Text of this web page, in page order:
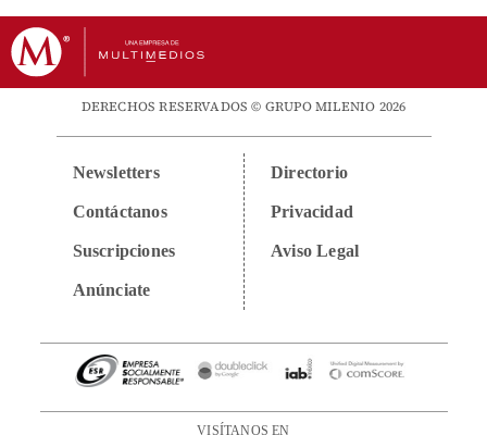
DERECHOS RESERVADOS © GRUPO MILENIO 2026
Newsletters
Contáctanos
Suscripciones
Anúnciate
Directorio
Privacidad
Aviso Legal
VISÍTANOS EN